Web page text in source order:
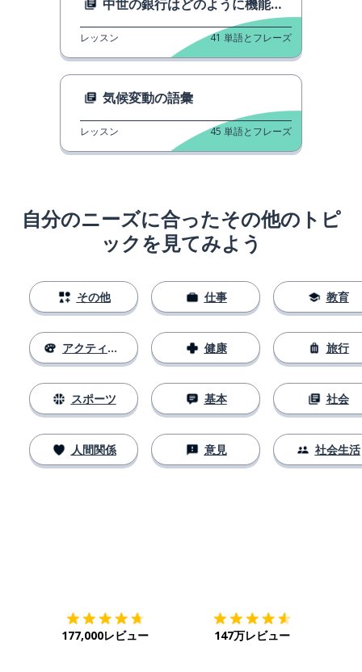
中世の銀行はどのように機能していましたか？
レッスン 41 単語とフレーズ
気候変動の語彙
レッスン 45 単語とフレーズ
自分のニーズに合ったその他のトピ
ックを見てみよう
その他
アクティビティ
スポーツ
人間関係
仕事
健康
基本
意見
教育
旅行
社会
社会生活
177,000レビュー 147万レビュー